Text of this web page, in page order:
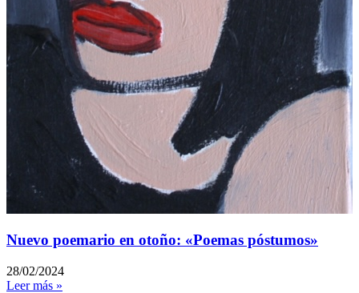
Nuevo poemario en otoño: «Poemas póstumos»
28/02/2024
Leer más »